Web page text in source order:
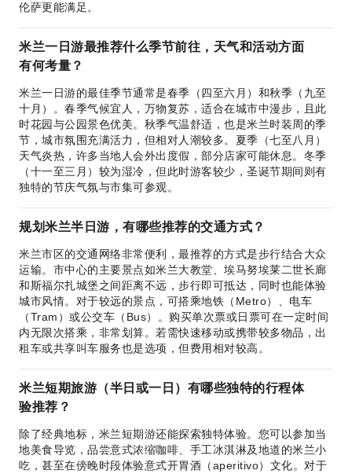
伦萨更能满足。
米兰一日游最推荐什么季节前往，天气和活动方面
有何考量？
米兰一日游的最佳季节通常是春季（四至六月）和秋季（九至
十月）。春季气候宜人，万物复苏，适合在城市中漫步，且此
时花园与公园景色优美。秋季气温舒适，也是米兰时装周的季
节，城市氛围充满活力，但相对人潮较多。夏季（七至八月）
天气炎热，许多当地人会外出度假，部分店家可能休息。冬季
（十一至三月）较为湿冷，但此时游客较少，圣诞节期间则有
独特的节庆气氛与市集可参观。
规划米兰半日游，有哪些推荐的交通方式？
米兰市区的交通网络非常便利，最推荐的方式是步行结合大众
运输。市中心的主要景点如米兰大教堂、埃马努埃莱二世长廊
和斯福尔扎城堡之间距离不远，步行即可抵达，同时也能体验
城市风情。对于较远的景点，可搭乘地铁（Metro）、电车
（Tram）或公交车（Bus）。购买单次票或日票可在一定时间
内无限次搭乘，非常划算。若需快速移动或携带较多物品，出
租车或共享叫车服务也是选项，但费用相对较高。
米兰短期旅游（半日或一日）有哪些独特的行程体
验推荐？
除了经典地标，米兰短期游还能探索独特体验。您可以参加当
地美食导览，品尝意式浓缩咖啡、手工冰淇淋及地道的米兰小
吃，甚至在傍晚时段体验意式开胃酒（aperitivo）文化。对于